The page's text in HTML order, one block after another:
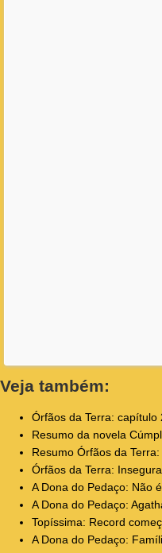
Veja também:
Órfãos da Terra: capítulo
Resumo da novela
Resumo Órfãos da
Órfãos da Terra:
A Dona do Pedaço: Não
A Dona do Pedaço:
Topíssima: Record
A Dona do Pedaço: